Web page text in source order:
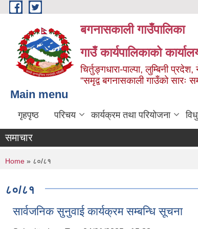
Skip to main content
बगनासकाली गाउँपालिका
गाउँ कार्यपालिकाको
चिर्तुङ्गधारा-पाल्पा, लुम्बिनी प्रदेश,
“समृद्व बगनासकाली गाउँको सारः
Main menu
गृहपृष्ठ परिचय कार्यक्रम तथा परियोजना
समाचार
You are here
Home » ८०/८१
८०/८१
सार्वजनिक सुनुवाई कार्यक्रम सम्बन्धि सूचना